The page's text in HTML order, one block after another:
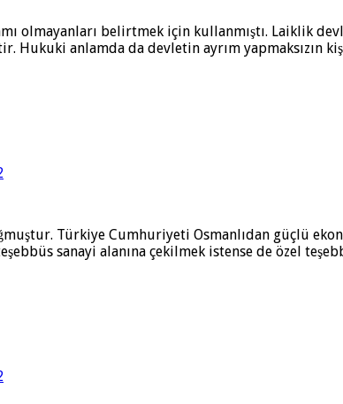
olmayanları belirtmek için kullanmıştı. Laiklik
Hukuki anlamda da devletin ayrım yapmaksızın
Türkiye Cumhuriyeti Osmanlıdan güçlü
sanayi alanına çekilmek istense de özel